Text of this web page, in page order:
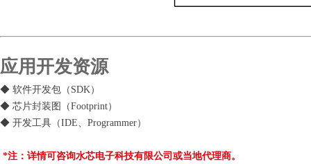
应用开发资源
◆ 软件开发包（SDK）
◆ 芯片封装图（Footprint）
◆ 开发工具（IDE、Programmer）
*注：详情可咨询水芯电子科技有限公司或当地代理商。